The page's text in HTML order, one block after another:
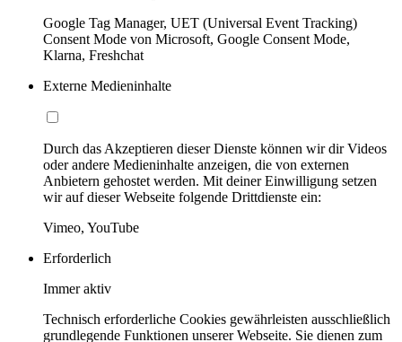
Google Tag Manager, UET (Universal Event Tracking)
Consent Mode von Microsoft, Google Consent Mode,
Klarna, Freshchat
Externe Medieninhalte
Durch das Akzeptieren dieser Dienste können wir dir Videos
oder andere Medieninhalte anzeigen, die von externen
Anbietern gehostet werden. Mit deiner Einwilligung setzen
wir auf dieser Webseite folgende Drittdienste ein:
Vimeo, YouTube
Erforderlich
Immer aktiv
Technisch erforderliche Cookies gewährleisten ausschließlich
grundlegende Funktionen unserer Webseite. Sie dienen zum